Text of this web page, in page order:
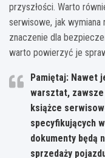
przyszłości. Warto
serwisowe, jak
znaczenie dla
warto powierzyć je
Pamiętaj: Nawet
warsztat, zawsze
książce
specyfikujących
dokumenty będą
sprzedaży